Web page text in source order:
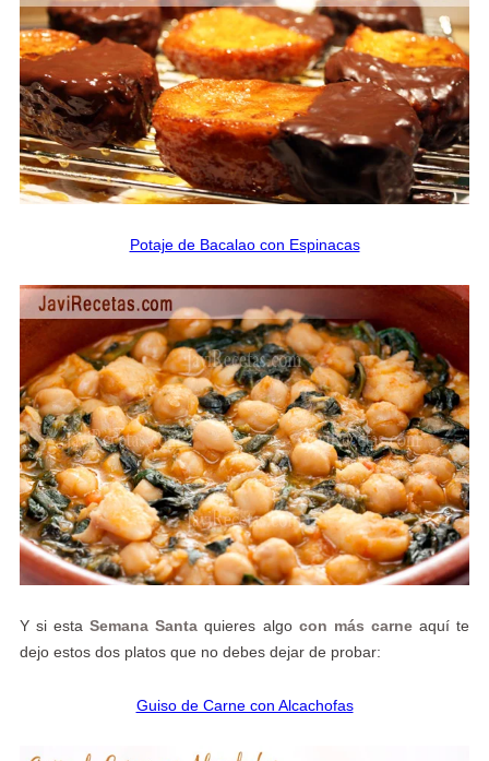
Potaje de Bacalao con Espinacas
Y si esta Semana Santa quieres algo con más carneaquí te
dejo estos dos platos que no debes dejar de probar:
Guiso de Carne con Alcachofas